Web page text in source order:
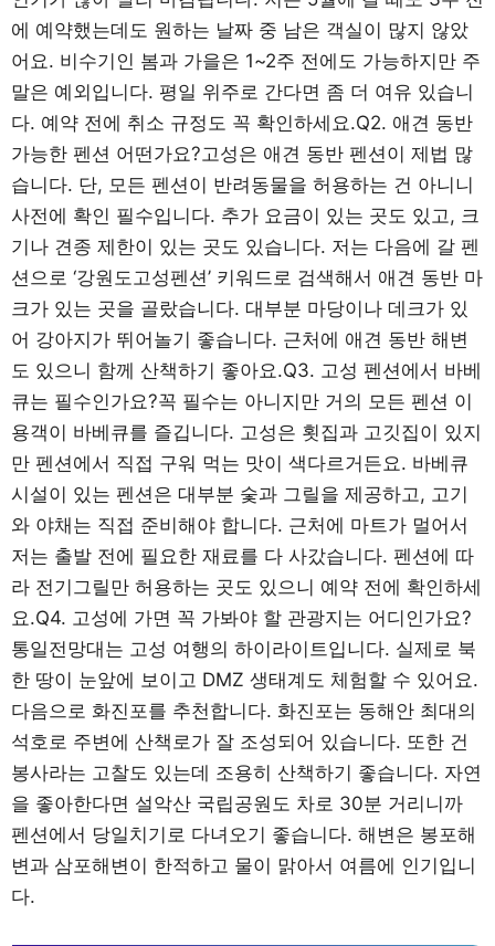
에 예약했는데도 원하는 날짜 중 남은 객실이 많지 않았
어요. 비수기인 봄과 가을은 1~2주 전에도 가능하지만 주
말은 예외입니다. 평일 위주로 간다면 좀 더 여유 있습니
다. 예약 전에 취소 규정도 꼭 확인하세요.Q2. 애견 동반
가능한 펜션 어떤가요?고성은 애견 동반 펜션이 제법 많
습니다. 단, 모든 펜션이 반려동물을 허용하는 건 아니니
사전에 확인 필수입니다. 추가 요금이 있는 곳도 있고, 크
기나 견종 제한이 있는 곳도 있습니다. 저는 다음에 갈 펜
션으로 ‘강원도고성펜션’ 키워드로 검색해서 애견 동반 마
크가 있는 곳을 골랐습니다. 대부분 마당이나 데크가 있
어 강아지가 뛰어놀기 좋습니다. 근처에 애견 동반 해변
도 있으니 함께 산책하기 좋아요.Q3. 고성 펜션에서 바베
큐는 필수인가요?꼭 필수는 아니지만 거의 모든 펜션 이
용객이 바베큐를 즐깁니다. 고성은 횟집과 고깃집이 있지
만 펜션에서 직접 구워 먹는 맛이 색다르거든요. 바베큐
시설이 있는 펜션은 대부분 숯과 그릴을 제공하고, 고기
와 야채는 직접 준비해야 합니다. 근처에 마트가 멀어서
저는 출발 전에 필요한 재료를 다 사갔습니다. 펜션에 따
라 전기그릴만 허용하는 곳도 있으니 예약 전에 확인하세
요.Q4. 고성에 가면 꼭 가봐야 할 관광지는 어디인가요?
통일전망대는 고성 여행의 하이라이트입니다. 실제로 북
한 땅이 눈앞에 보이고 DMZ 생태계도 체험할 수 있어요.
다음으로 화진포를 추천합니다. 화진포는 동해안 최대의
석호로 주변에 산책로가 잘 조성되어 있습니다. 또한 건
봉사라는 고찰도 있는데 조용히 산책하기 좋습니다. 자연
을 좋아한다면 설악산 국립공원도 차로 30분 거리니까
펜션에서 당일치기로 다녀오기 좋습니다. 해변은 봉포해
변과 삼포해변이 한적하고 물이 맑아서 여름에 인기입니
다.